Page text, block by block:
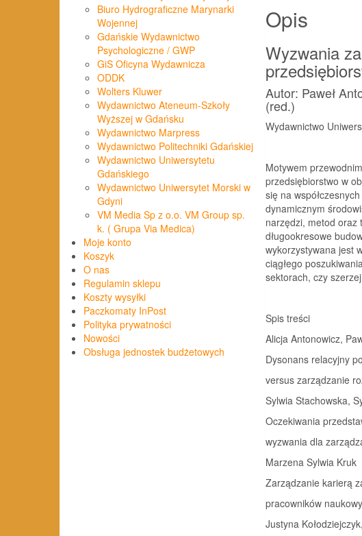
Biuro Hydrograficzne Marynarki
Wojennej
Gdańskie Wydawnictwo
Psychologiczne / GWP
GiS Oficyna Wydawnicza
ODDK
Wolters Kluwer
Wydawnictwo Ateneum-Szkoły
Wyższej w Gdańsku
Wydawnictwo Marpress
Wydawnictwo Politechniki Gdańskiej
Wydawnictwo Uniwersytetu
Gdańskiego
Wydawnictwo Uniwersytet Morski w
Gdyni
VM Media Sp z o.o. VM Group sp.
k. ( Grupa Via Medica)
Moje konto
Koszyk
O nas
Regulamin sklepu
Koszty wysyłki
Paczkomaty InPost
Polityka prywatności
Nowości
Obsługa jednostek budżetowych
Opis
Wyzwania
Autor: Paweł
(red.)
Wydawnictwo
Motywem
przedsiębiorstwo w
się na
dynamicznym
narzędzi, metod oraz
długookresowe
wykorzystywana jest
ciągłego
sektorach, czy
Spis treści
Alicja Antonowicz,
Dysonans relacyjny
versus zarządzanie
Sylwia Stachowska,
Oczekiwania
wyzwania dla
Marzena Sylwia Kruk
Zarządzanie karierą
pracowników
Justyna